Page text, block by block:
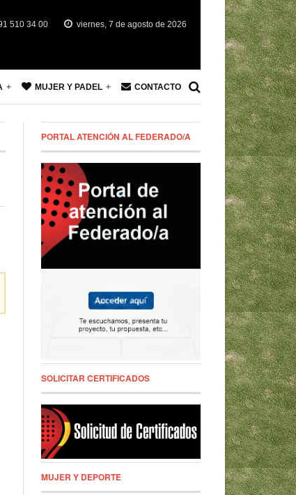
510 34 00 viernes, 7 de agosto de 2026
MUJER Y PADEL CONTACTO
PORTAL ATENCIÓN AL FEDERADO/A
SOLICITAR CERTIFICADOS
MUJER Y DEPORTE